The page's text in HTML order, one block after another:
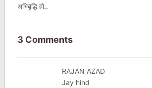
अभिबृद्धि हो..
3 Comments
RAJAN AZAD
Jay hind